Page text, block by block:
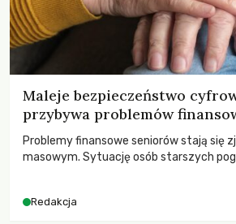
Maleje bezpieczeństwo
przybywa problemów
Problemy finansowe seniorów stają się
masowym. Sytuację osób starszych
Redakcja